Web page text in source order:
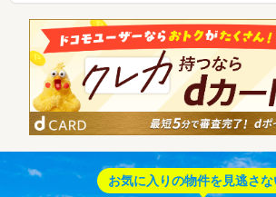
お気に入りの物件を見逃さな